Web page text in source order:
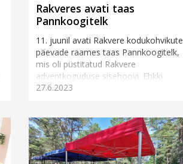
Rakveres avati taas
Pannkoogitelk
11. juunil avati Rakvere kodukohvikute
päevade raames taas Pannkoogitelk,
mis oli püstitatud Rakvere
adventkoguduse sisehoovi. Ehkki
tegevustik toimus õues, olid ka
27.6.2023